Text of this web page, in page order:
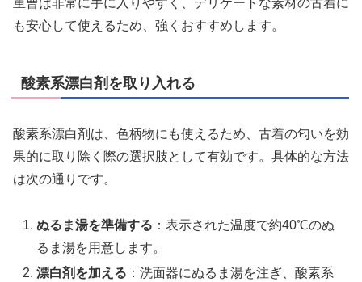
重曹は非常に手に入りやすく、デリケートな素材の古着に
も安心して使えるため、強くおすすめします。
酸素系漂白剤を取り入れる
酸素系漂白剤は、色柄物にも使えるため、古着の匂いを効
果的に取り除く際の選択肢として有効です。具体的な方法
は次の通りです。
ぬるま湯を準備する ：表示された温度で約40℃のぬ
るま湯を用意します。
漂白剤を加える ：洗面器にぬるま湯を注ぎ、酸素系